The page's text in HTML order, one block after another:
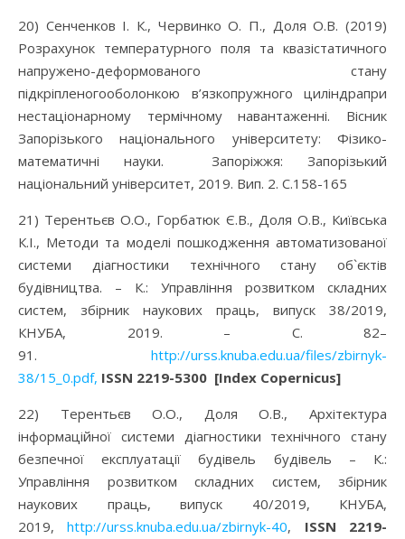
20) Сенченков І. К., Червинко О. П., Доля О.В. (2019)
Розрахунок температурного поля та квазістатичного
напружено-деформованого стану
підкріпленогооболонкою в’язкопружного циліндрапри
нестаціонарному термічному навантаженні. Вісник
Запорізького національного університету: Фізико-
математичні науки. Запоріжжя: Запорізький
національний університет, 2019. Вип. 2. С.158-165
21) Терентьєв О.О., Горбатюк Є.В., Доля О.В., Київська
К.І., Методи та моделі пошкодження автоматизованої
системи діагностики технічного стану об`єктів
будівництва. – К.: Управління розвитком складних
систем, збірник наукових праць, випуск 38/2019,
КНУБА, 2019. – С. 82–
91. http://urss.knuba.edu.ua/files/zbirnyk-
38/15_0.pdf, ISSN 2219-5300 [Index Copernicus]
22) Терентьєв О.О., Доля О.В., Архітектура
інформаційної системи діагностики технічного стану
безпечної експлуатації будівель будівель – К.:
Управління розвитком складних систем, збірник
наукових праць, випуск 40/2019, КНУБА,
2019,http://urss.knuba.edu.ua/zbirnyk-40, ISSN 2219-